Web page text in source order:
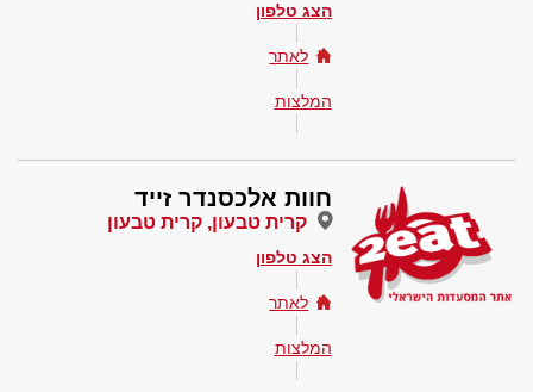
הצג טלפון
לאתר
המלצות
חוות אלכסנדר זייד
קרית טבעון, קרית טבעון
הצג טלפון
לאתר
המלצות